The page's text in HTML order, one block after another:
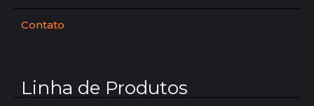
Contato
Linha de Produtos